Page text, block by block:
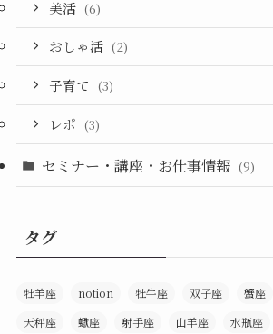
美活 (6)
おしゃ活 (2)
子育て (3)
レポ (3)
セミナー・講座・お仕事情報 (9)
タグ
牡羊座 notion 牡牛座 双子座 蟹座
天秤座
蠍座 射手座 山羊座 水瓶座